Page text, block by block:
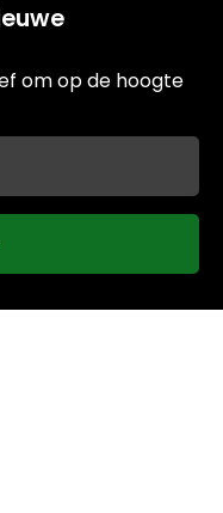
om op de hoogte